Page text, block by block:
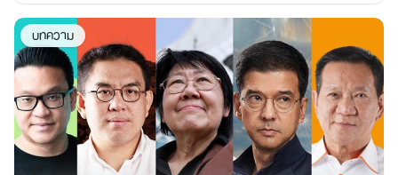
บทความ